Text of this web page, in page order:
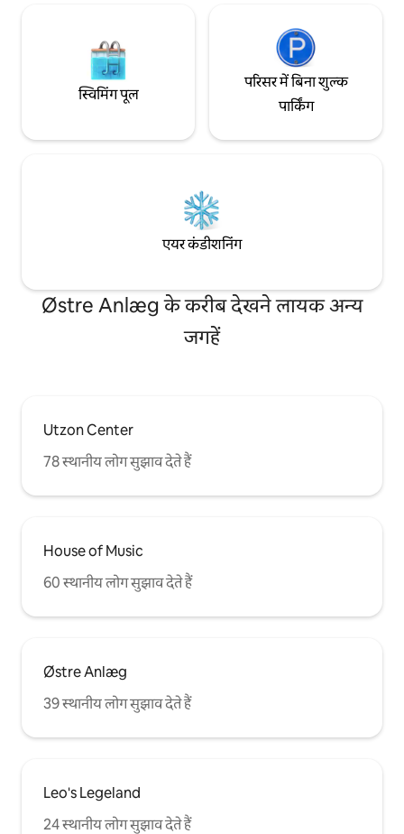
स्विमिंग पूल
परिसर में बिना शुल्क
पार्किंग
एयर कंडीशनिंग
Østre Anlæg के करीब देखने लायक अन्य
जगहें
Utzon Center
78 स्थानीय लोग सुझाव देते हैं
House of Music
60 स्थानीय लोग सुझाव देते हैं
Østre Anlæg
39 स्थानीय लोग सुझाव देते हैं
Leo's Legeland
24 स्थानीय लोग सुझाव देते हैं